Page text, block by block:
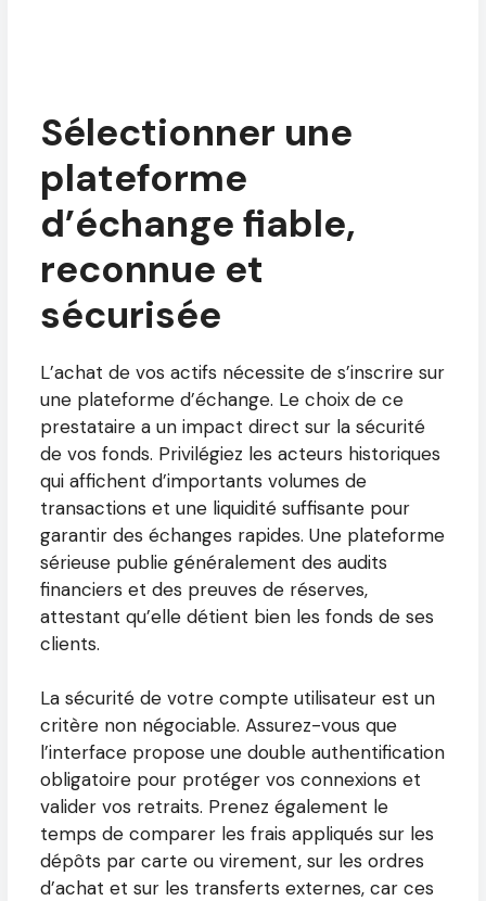
Sélectionner une
plateforme
d’échange fiable,
reconnue et
sécurisée
L’achat de vos actifs nécessite de s’inscrire sur
une plateforme d’échange. Le choix de ce
prestataire a un impact direct sur la sécurité
de vos fonds. Privilégiez les acteurs historiques
qui affichent d’importants volumes de
transactions et une liquidité suffisante pour
garantir des échanges rapides. Une plateforme
sérieuse publie généralement des audits
financiers et des preuves de réserves,
attestant qu’elle détient bien les fonds de ses
clients.
La sécurité de votre compte utilisateur est un
critère non négociable. Assurez-vous que
l’interface propose une double authentification
obligatoire pour protéger vos connexions et
valider vos retraits. Prenez également le
temps de comparer les frais appliqués sur les
dépôts par carte ou virement, sur les ordres
d’achat et sur les transferts externes, car ces